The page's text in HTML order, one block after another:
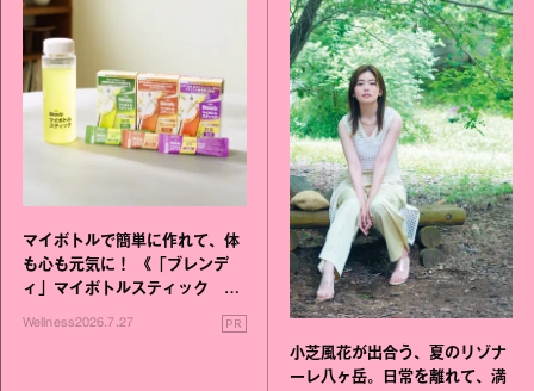
マイボトルで簡単に作れて、体
も心も元気に！ 《「ブレンデ
ィ」マイボトルスティック い
いこと毎日》シリーズが誕生
Wellness2026.7.27 PR
小芝風花が出合う、夏のリゾナ
ーレ八ヶ岳。日常を離れて、満